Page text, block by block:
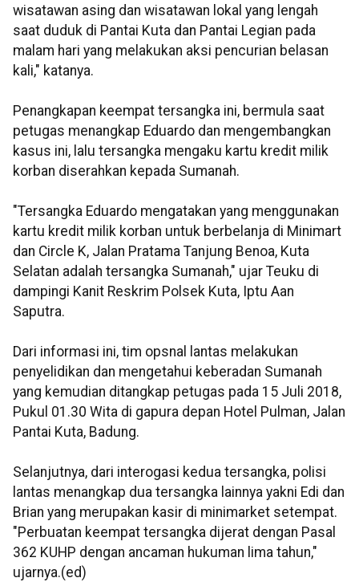
wisatawan asing dan wisatawan lokal yang lengah
saat duduk di Pantai Kuta dan Pantai Legian pada
malam hari yang melakukan aksi pencurian belasan
kali," katanya.
Penangkapan keempat tersangka ini, bermula saat
petugas menangkap Eduardo dan mengembangkan
kasus ini, lalu tersangka mengaku kartu kredit milik
korban diserahkan kepada Sumanah.
"Tersangka Eduardo mengatakan yang menggunakan
kartu kredit milik korban untuk berbelanja di Minimart
dan Circle K, Jalan Pratama Tanjung Benoa, Kuta
Selatan adalah tersangka Sumanah," ujar Teuku di
dampingi Kanit Reskrim Polsek Kuta, Iptu Aan
Saputra.
Dari informasi ini, tim opsnal lantas melakukan
penyelidikan dan mengetahui keberadan Sumanah
yang kemudian ditangkap petugas pada 15 Juli 2018,
Pukul 01.30 Wita di gapura depan Hotel Pulman, Jalan
Pantai Kuta, Badung.
Selanjutnya, dari interogasi kedua tersangka, polisi
lantas menangkap dua tersangka lainnya yakni Edi dan
Brian yang merupakan kasir di minimarket setempat.
"Perbuatan keempat tersangka dijerat dengan Pasal
362 KUHP dengan ancaman hukuman lima tahun,"
ujarnya.(ed)